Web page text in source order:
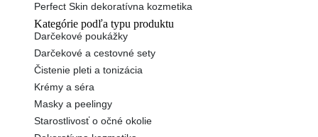
Perfect Skin dekoratívna kozmetika
Kategórie podľa typu produktu
Darčekové poukážky
Darčekové a cestovné sety
Čistenie pleti a tonizácia
Krémy a séra
Masky a peelingy
Starostlivosť o očné okolie